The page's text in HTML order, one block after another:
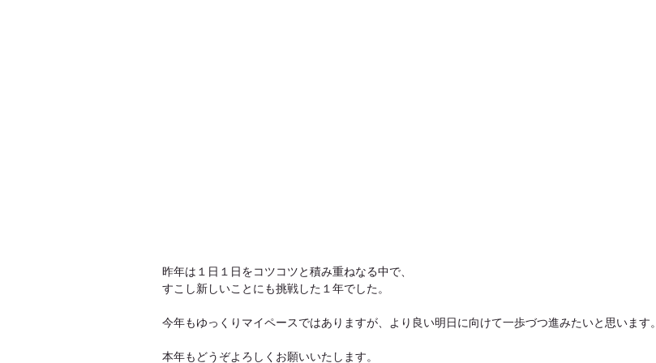
昨年は１日１日をコツコツと積み重ねなる中で、
すこし新しいことにも挑戦した１年でした。
今年もゆっくりマイペースではありますが、より良い明日に向けて一歩づつ進みたいと思います。
本年もどうぞよろしくお願いいたします。